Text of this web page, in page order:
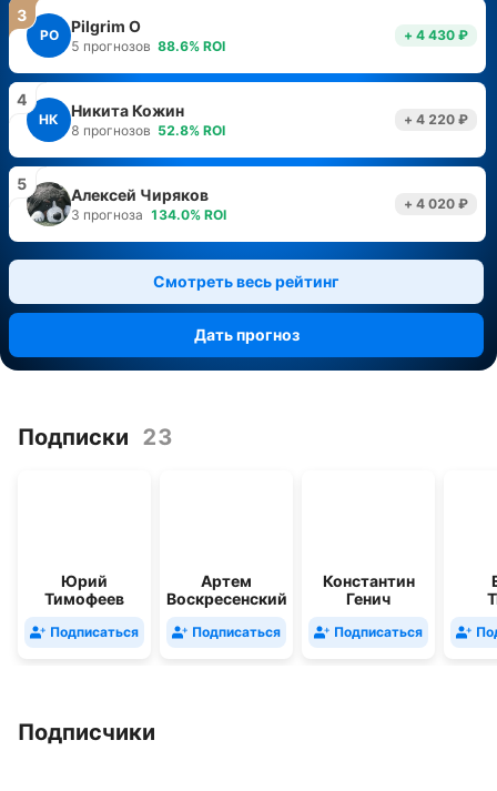
3
PO Pilgrim O
5 прогнозов 88.6% ROI
+ 4 430 ₽
4
НК Никита Кожин
8 прогнозов 52.8% ROI
+ 4 220 ₽
5
Алексей Чиряков
3 прогноза 134.0% ROI
+ 4 020 ₽
Смотреть весь рейтинг
Дать прогноз
Подписки 23
Юрий
Тимофеев
Подписаться
Артем
Воскресенский
Подписаться
Константин
Генич
Подписаться
Подписчики